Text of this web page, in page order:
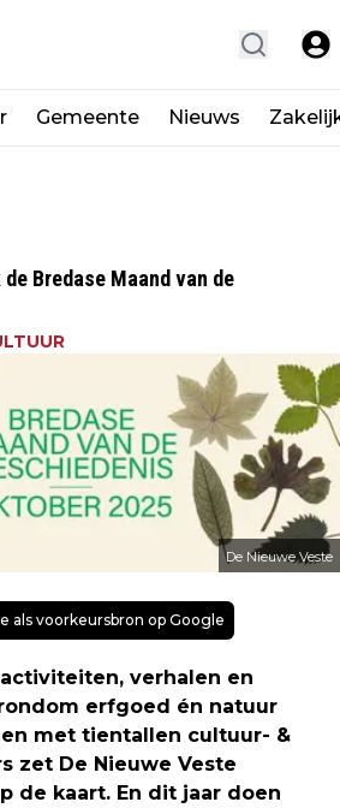
Gemeente Nieuws
Bredase Maand van de
De Nieuwe Veste
als voorkeursbron op Google
verhalen en
erfgoed én natuur
met tientallen cultuur- &
zet De Nieuwe Veste
de kaart. En dit jaar doen